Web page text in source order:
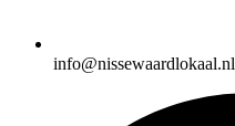
info@nissewaardlokaal.nl